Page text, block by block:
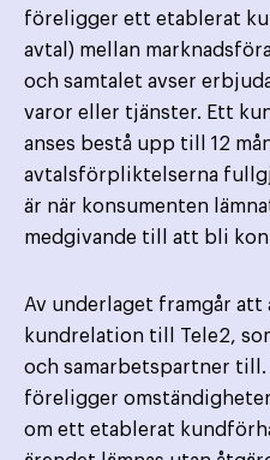
föreligger ett etablerat
avtal) mellan
och samtalet avser
varor eller tjänster. Ett
anses bestå upp till 12
avtalsförpliktelserna
är när konsumenten
medgivande till att bli
Av underlaget framgår att
kundrelation till Tele2,
och samarbetspartner
föreligger
om ett etablerat